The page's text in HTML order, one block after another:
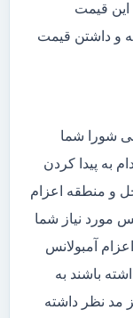
این قیمت
و داشتن قیمت
شورا شما
به پیدا کردن
و منطقه اعزام
مورد نیاز شما
آمبولانس
باشند به
مد نظر داشته